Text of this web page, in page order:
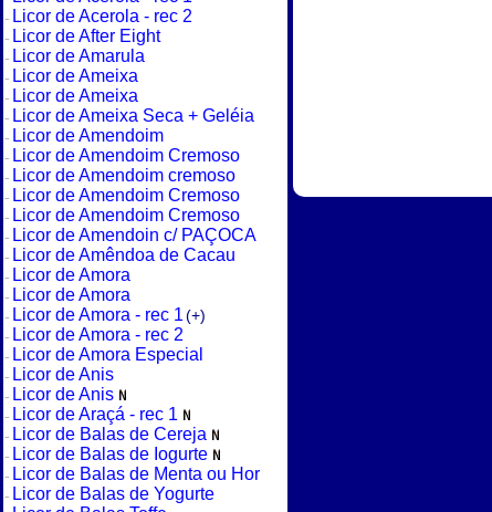
Licor de Acerola - rec 2
Licor de After Eight
Licor de Amarula
Licor de Ameixa
Licor de Ameixa
Licor de Ameixa Seca + Geléia
Licor de Amendoim
Licor de Amendoim Cremoso
Licor de Amendoim cremoso
Licor de Amendoim Cremoso
Licor de Amendoim Cremoso
Licor de Amendoin c/ PAÇOCA
Licor de Amêndoa de Cacau
Licor de Amora
Licor de Amora
Licor de Amora - rec 1 (+)
Licor de Amora - rec 2
Licor de Amora Especial
Licor de Anis
Licor de Anis
Licor de Araçá - rec 1
Licor de Balas de Cereja
Licor de Balas de Iogurte
Licor de Balas de Menta ou Hor
Licor de Balas de Yogurte